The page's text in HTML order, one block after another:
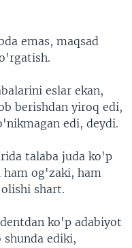
emas, maqsad
eslar ekan,
berishdan yiroq edi,
edi, deydi.
talaba juda ko'p
og'zaki, ham
shart.
ko'p adabiyot
ediki,